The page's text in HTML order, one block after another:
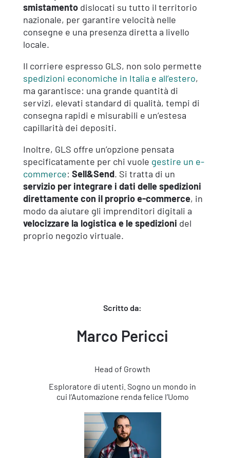
smistamentodislocati su tutto il territorio
nazionale, per garantire velocità nelle
consegne e una presenza diretta a livello
locale.
Il corriere espresso GLS, non solo permette
spedizioni economiche in Italia e all’estero,
ma garantisce: una grande quantità di
servizi, elevati standard di qualità, tempi di
consegna rapidi e misurabili e un’estesa
capillarità dei depositi.
Inoltre, GLS offre un’opzione pensata
specificatamente per chi vuole gestire un e-
commerce: Sell&Send. Si tratta di un
servizio per integrare i dati delle spedizioni
direttamente con il proprio e-commerce, in
modo da aiutare gli imprenditori digitali a
velocizzare la logistica e le spedizioni del
proprio negozio virtuale.
Scritto da:
Marco Pericci
Head of Growth
Esploratore di utenti. Sogno un mondo in
cui l’Automazione renda felice l’Uomo